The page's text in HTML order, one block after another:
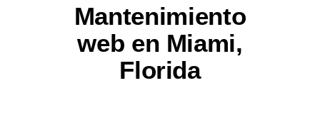
Mantenimiento
web en Miami,
Florida